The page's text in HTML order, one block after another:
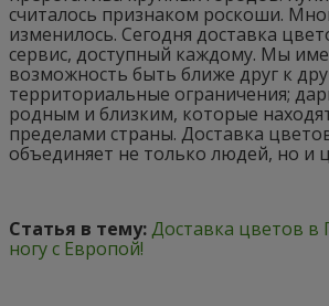
считалось признаком роскоши.
изменилось. Сегодня доставка
сервис, доступный каждому. Мы
возможность быть ближе друг к
территориальные ограничения;
родным и близким, которые
пределами страны. Доставка
объединяет не только людей, но и
Статья в тему:Доставка цветов в
ногу с Европой!